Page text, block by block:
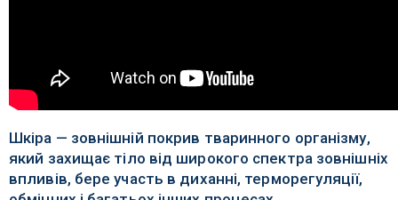
Шкіра — зовнішній покрив тваринного організму,
який захищає тіло від широкого спектра зовнішніх
впливів, бере участь в диханні, терморегуляції,